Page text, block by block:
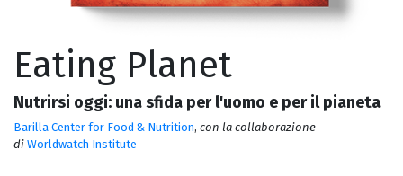
Eating Planet
Nutrirsi oggi: una sfida per l'uomo e per il pianeta
Barilla Center for Food & Nutrition, con la collaborazione
di Worldwatch Institute